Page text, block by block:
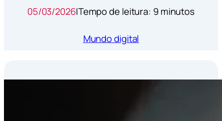
05/03/2026|Tempo de leitura: 9 minutos
Mundo digital